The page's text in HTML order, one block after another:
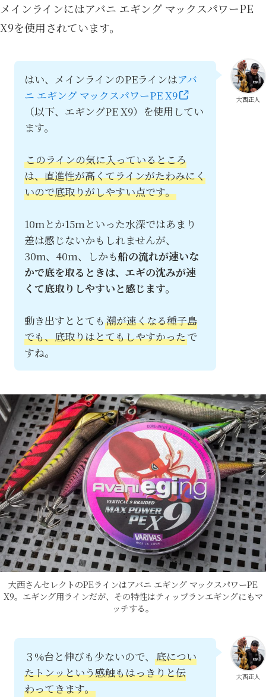
メインラインにはアバニ エギング マックスパワーPE
X9を使用されています。
大西正人
はい、メインラインのPEラインはアバ
ニ エギング マックスパワーPE X9
（以下、エギングPE X9）を使用してい
ます。
このラインの気に入っているところ
は、直進性が高くてラインがたわみにく
いので底取りがしやすい点です。
10mとか15ｍといった水深ではあまり
差は感じないかもしれませんが、
30m、40ｍ、しかも船の流れが速いな
かで底を取るときは、エギの沈みが速
くて底取りしやすいと感じます。
動き出すととても潮が速くなる種子島
でも、底取りはとてもしやすかったで
すね。
大西さんセレクトのPEラインはアバニ エギング マックスパワーPE
X9。エギング用ラインだが、その特性はティップランエギングにもマ
ッチする。
大西正人
３%台と伸びも少ないので、底につい
たトンッという感触もはっきりと伝
わってきます。